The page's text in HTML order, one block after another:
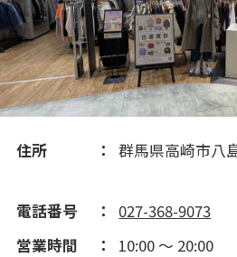
住所
群馬県高崎市八
電話番号
027-368-9073
営業時間
10:00 ～ 20:00